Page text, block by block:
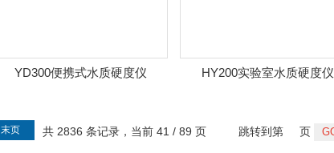
YD300便携式水质硬度仪 HY200实验室水质硬度仪
共 2836 条记录，当前 41 / 89 页
末页 跳转到第 页